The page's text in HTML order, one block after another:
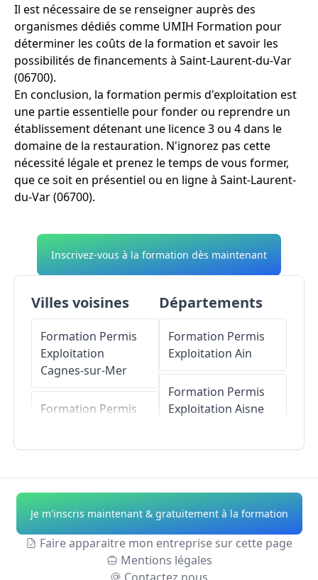
Il est nécessaire de se renseigner auprès des
organismes dédiés comme UMIH Formation pour
déterminer les coûts de la formation et savoir les
possibilités de financements à Saint-Laurent-du-Var
(06700).
En conclusion, la formation permis d'exploitation est
une partie essentielle pour fonder ou reprendre un
établissement détenant une licence 3 ou 4 dans le
domaine de la restauration. N'ignorez pas cette
nécessité légale et prenez le temps de vous former,
que ce soit en présentiel ou en ligne à Saint-Laurent-
du-Var (06700).
Inscrivez-vous à la formation dès maintenant
Villes voisines
Formation Permis
Exploitation
Cagnes-sur-Mer
Formation Permis
Formation Permis
ExploitationLa
Gaude
Formation Permis
Saint-
Départements
Formation Permis
Exploitation Ain
Formation Permis
Exploitation Aisne
Formation Permis
ExploitationAlpes-
de-Haute-Provence
Formation Permis
Je m'inscris maintenant & gratuitement à la formation
Faire apparaitre mon entreprise sur cette page
Mentions légales
Contactez nous